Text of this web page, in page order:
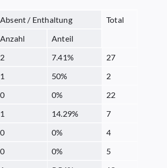
Absent / Enthaltung
Total
Anzahl
Anteil
2 7.41%
27
1 50%
2
0 0%
22
1 14.29%
7
0 0%
4
0 0%
5